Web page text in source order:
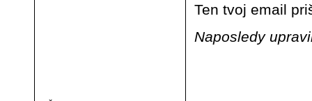
Ten tvoj email
Naposledy